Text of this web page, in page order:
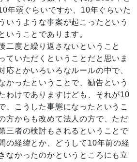
年弱ぐらいですか、10年ぐらいた
いうような事案が起こったという
いうことであります。
二度と繰り返さないということ
ていただくということだと思いま
応とかいろいろなルールの中で、
かったということで、勧告という
わけでありますけども、それが10
、こうした事態になったというこ
方からも改めて法人の方で、ただ
三者の検討もされるということで
の経緯とか、どうして10年前の経
なかったのかというところにも立